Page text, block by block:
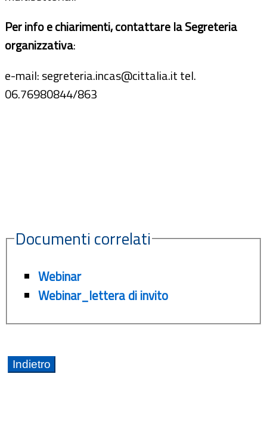
Per info e chiarimenti, contattare la Segreteria
organizzativa:
e-mail: segreteria.incas@cittalia.it tel.
06.76980844/863
Documenti correlati
Webinar
Webinar_lettera di invito